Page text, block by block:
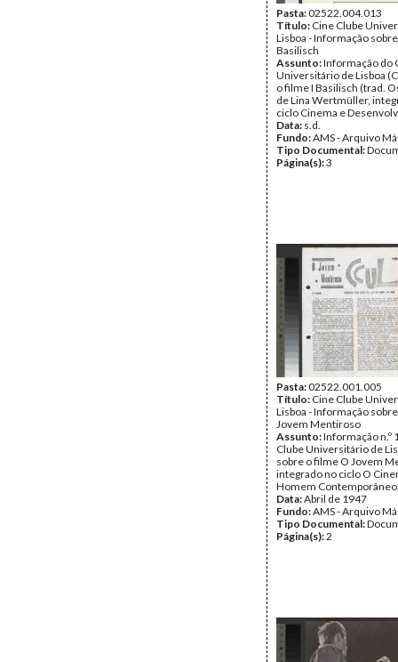
Pasta:02522.004.013
Título: Cine Clube
Lisboa - Informação
Basilisch
Assunto:Informação do
Universitário de Lisboa
o filme I Basilisch (trad.
de Lina Wertmüller,
ciclo Cinema e
Data: s.d.
Fundo:AMS - Arquivo
Tipo Documental:
Página(s):3
Pasta:02522.001.005
Título: Cine Clube
Lisboa - Informação
Jovem Mentiroso
Assunto:Informação n.º
Clube Universitário de
sobre o filme O Jovem
integrado no ciclo O
Homem
Data:Abril de 1947
Fundo:AMS - Arquivo
Tipo Documental:
Página(s):2